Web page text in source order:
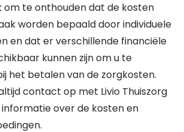
om te onthouden dat de kosten
worden bepaald door individuele
en dat er verschillende financiële
kunnen zijn om u te
het betalen van de zorgkosten.
contact op met Livio Thuiszorg
over de kosten en